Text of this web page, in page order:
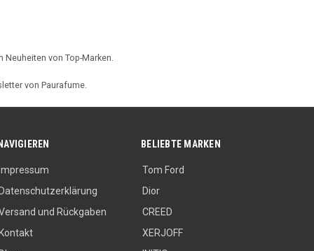
von Top-Marken.
von Paurafume.
und Rückgaben
BELIEBTE MARKEN
Tom Ford
Dior
CREED
XERJOFF